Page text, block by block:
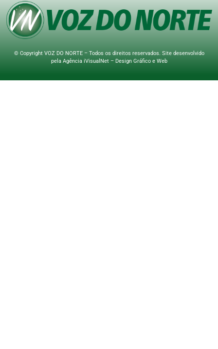
© Copyright VOZ DO NORTE – Todos os direitos reservados. Site desenvolvido
pela Agência iVisualNet – Design Gráfico e Web